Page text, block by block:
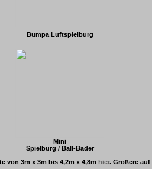
Bumpa Luftspielburg
Mini
Spielburg / Ball-Bäder
von 3m x 3m bis 4,2m x 4,8m hier. Größere auf